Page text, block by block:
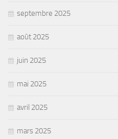
septembre 2025
août 2025
juin 2025
mai 2025
avril 2025
mars 2025